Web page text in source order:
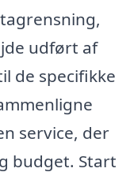
udført af
de specifikke
service, der
budget. Start